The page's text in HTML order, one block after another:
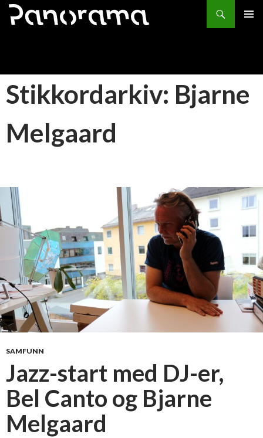
Søk
HOPP
Stikkordarkiv: Bjarne
Melgaard
SAMFUNN
Jazz-start med DJ-er,
Bel Canto og Bjarne
Melgaard